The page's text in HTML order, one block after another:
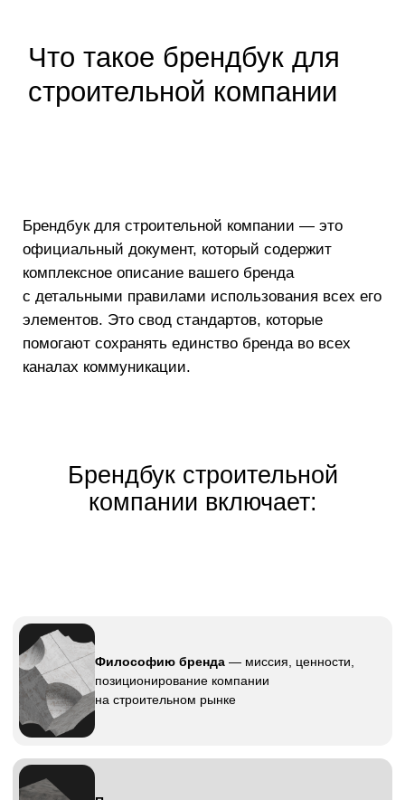
В отличие от брендбуков для других
отраслей, брендбук строительной компании
учитывает специфические носители:
Строительный рынок характеризуется
компании.
Зачем строительной компании
нужен брендбук